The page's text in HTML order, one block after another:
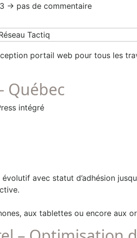
→ pas de commentaire
portail web pour tous les
Québec
intégré
avec statut d’adhésion
aux tablettes ou encore aux